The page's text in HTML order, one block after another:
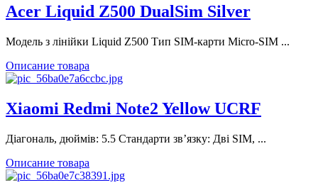
Acer Liquid Z500 DualSim Silver
Модель з лінійки Liquid Z500 Тип SIM-карти Micro-SIM ...
Описание товара
Xiaomi Redmi Note2 Yellow UCRF
Діагональ, дюймів: 5.5 Стандарти зв’язку: Дві SIM, ...
Описание товара